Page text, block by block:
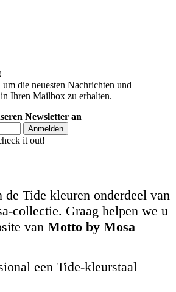
die neuesten Nachrichten und
Ihren Mailbox zu erhalten.
Newsletter an
Anmelden
it out!
Tide kleuren onderdeel van
collectie. Graag helpen we u
van Motto by Mosa
een Tide-kleurstaal